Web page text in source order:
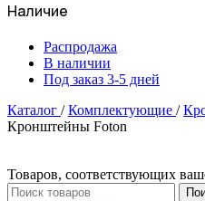
Наличие
Распродажа
В наличии
Под заказ 3-5 дней
Каталог / Комплектующие /
Кронштейны Foton
Товаров, соответствующих